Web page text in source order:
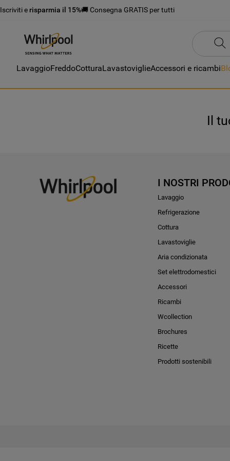
Iscriviti e risparmia il 15%🚚 Consegna GRATIS per tutti
LavaggioFreddoCotturaLavastoviglieAccessori e ricambi
Il
I NOSTRI
Lavaggio
Refrigerazione
Cottura
Lavastoviglie
Aria condizionata
Set elettrodomestici
Accessori
Ricambi
Wcollection
Brochures
Ricette
Prodotti sostenibili